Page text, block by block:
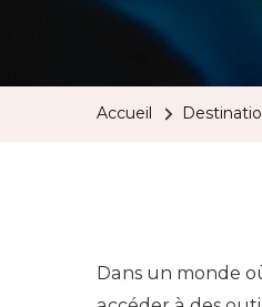
Accueil
Dans un monde